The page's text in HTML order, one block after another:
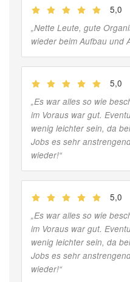
5,0
„Nette Leute, gute
wieder beim Aufbau und
5,0
„Es war alles so wie
im Voraus war gut.
wenig leichter sein, da
Jobs es sehr
wieder!“
5,0
„Es war alles so wie
im Voraus war gut.
wenig leichter sein, da
Jobs es sehr
wieder!“